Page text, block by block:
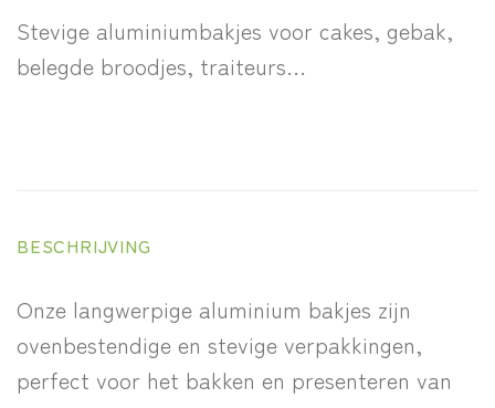
Stevige aluminiumbakjes voor cakes, gebak,
belegde broodjes, traiteurs…
BESCHRIJVING
Onze langwerpige aluminium bakjes zijn
ovenbestendige en stevige verpakkingen,
perfect voor het bakken en presenteren van